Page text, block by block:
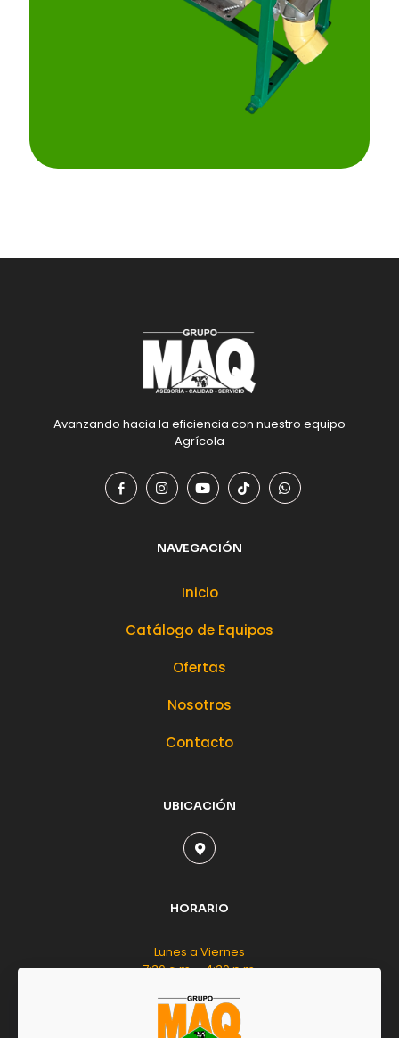
Avanzando hacia la eficiencia con nuestro equipo
Agrícola
NAVEGACIÓN
Inicio
Catálogo de Equipos
Ofertas
Nosotros
Contacto
UBICACIÓN
HORARIO
Lunes a Viernes
7:30 a.m. - 4:30 p.m.
Sábado
8:00 a.m. - 12:00 m.d.